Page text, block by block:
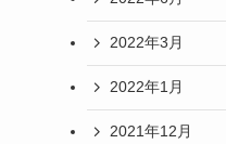
2022年3月
2022年1月
2021年12月